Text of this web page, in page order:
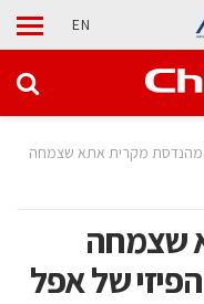
EN
מקרית אתא שצמחה
שצמחה
של אפל